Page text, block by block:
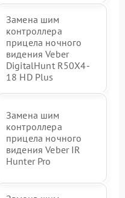
Замена шим
контроллера
прицела ночного
видения Veber
DigitalHunt R50X4-
18 HD Plus
Замена шим
контроллера
прицела ночного
видения Veber IR
Hunter Pro